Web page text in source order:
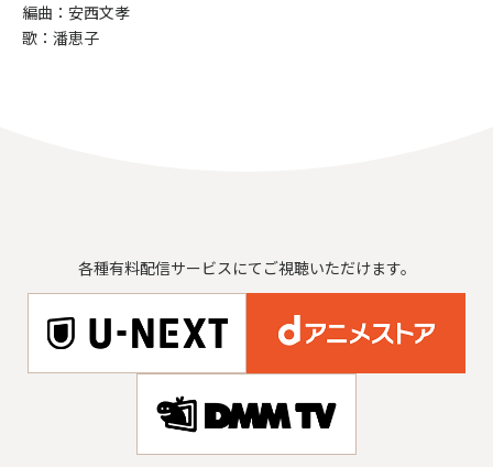
編曲：安西文孝
歌：潘恵子
各種有料配信サービスにてご視聴いただけます。